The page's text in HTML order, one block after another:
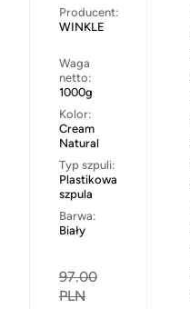
Producent:
WINKLE
Waga
netto:
1000g
Kolor:
Cream
Natural
Typ szpuli:
Plastikowa
szpula
Barwa:
Biały
97.00
PLN